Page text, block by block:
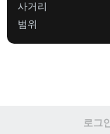
사거리
범위
로그인